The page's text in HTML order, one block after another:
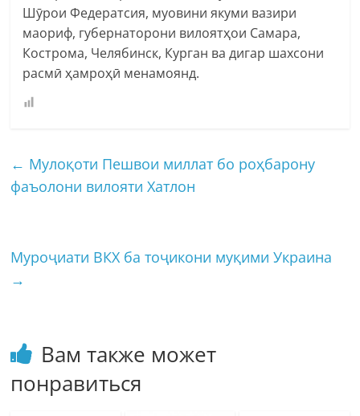
Шӯрои Федератсия, муовини якуми вазири
маориф, губернаторони вилоятҳои Самара,
Кострома, Челябинск, Курган ва дигар шахсони
расмӣ ҳамроҳӣ менамоянд.
← Мулоқоти Пешвои миллат бо роҳбарону
фаъолони вилояти Хатлон
Муроҷиати ВКХ ба тоҷикони муқими Украина
→
Вам также может
понравиться